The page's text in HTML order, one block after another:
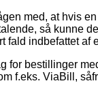
med, at hvis
så kunne
fald indbefattet
for bestillinger
f.eks. ViaBill,